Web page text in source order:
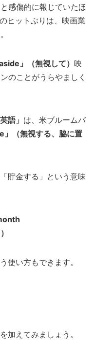
感傷的に報じていたほ
のヒットぶりは、映画業
」（無視して） 映
のことがうらやましく
語」 は、米ブルームバ
」（無視する、脇に置
貯金する」という意味
使い方もできます。
加えてみましょう。